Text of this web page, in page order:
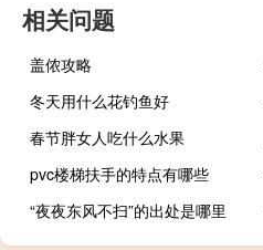
相关问题
盖侬攻略
冬天用什么花钓鱼好
春节胖女人吃什么水果
pvc楼梯扶手的特点有哪些
“夜夜东风不扫”的出处是哪里